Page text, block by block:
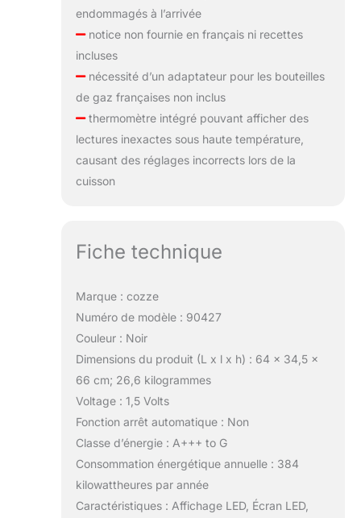
endommagés à l’arrivée
notice non fournie en français ni recettes
incluses
nécessité d’un adaptateur pour les bouteilles
de gaz françaises non inclus
thermomètre intégré pouvant afficher des
lectures inexactes sous haute température,
causant des réglages incorrects lors de la
cuisson
Fiche technique
Marque : cozze
Numéro de modèle : 90427
Couleur : Noir
Dimensions du produit (L x l x h) : 64 x 34,5 x
66 cm; 26,6 kilogrammes
Voltage : 1,5 Volts
Fonction arrêt automatique : Non
Classe d’énergie : A+++ to G
Consommation énergétique annuelle : 384
kilowattheures par année
Caractéristiques : Affichage LED, Écran LED,